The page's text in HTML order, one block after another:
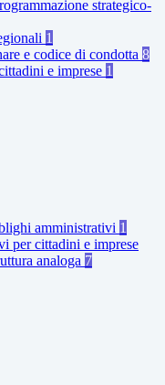
strategico-
1
e codice di condotta 8
e imprese 1
amministrativi 1
per cittadini e imprese
analoga 7